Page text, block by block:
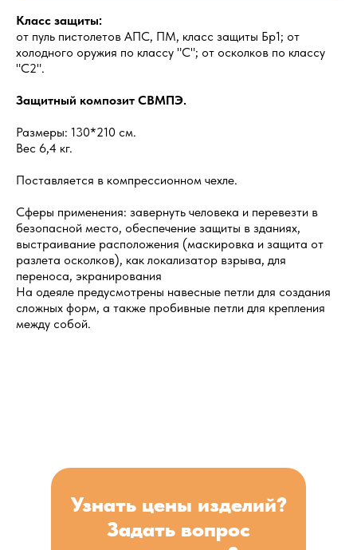
Класс защиты:
от пуль пистолетов АПС, ПМ, класс защиты Бр1; от
холодного оружия по классу "С"; от осколков по классу
"С2".
Защитный композит СВМПЭ.
Размеры: 130*210 см.
Вес 6,4 кг.
Поставляется в компрессионном чехле.
Сферы применения: завернуть человека и перевезти в
безопасной место, обеспечение защиты в зданиях,
выстраивание расположения (маскировка и защита от
разлета осколков), как локализатор взрыва, для
переноса, экранирования
На одеяле предусмотрены навесные петли для создания
сложных форм, а также пробивные петли для крепления
между собой.
Узнать цены изделий?
Задать вопрос